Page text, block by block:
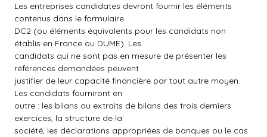
Les entreprises candidates devront fournir les éléments
contenus dans le formulaire
DC2 (ou éléments équivalents pour les candidats non
établis en France ou DUME). Les
candidats qui ne sont pas en mesure de présenter les
références demandées peuvent
justifier de leur capacité financière par tout autre moyen.
Les candidats fourniront en
outre : les bilans ou extraits de bilans des trois derniers
exercices, la structure de la
société, les déclarations appropriées de banques ou le cas